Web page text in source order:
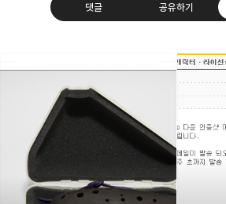
댓글 공유하기
레이니아
다방면의 깊은 관심과 얕은 이해도를 갖춘 보편적
비주류이자 진화하는 영원한 주변인.
구독하기
구독하기 카카오톡